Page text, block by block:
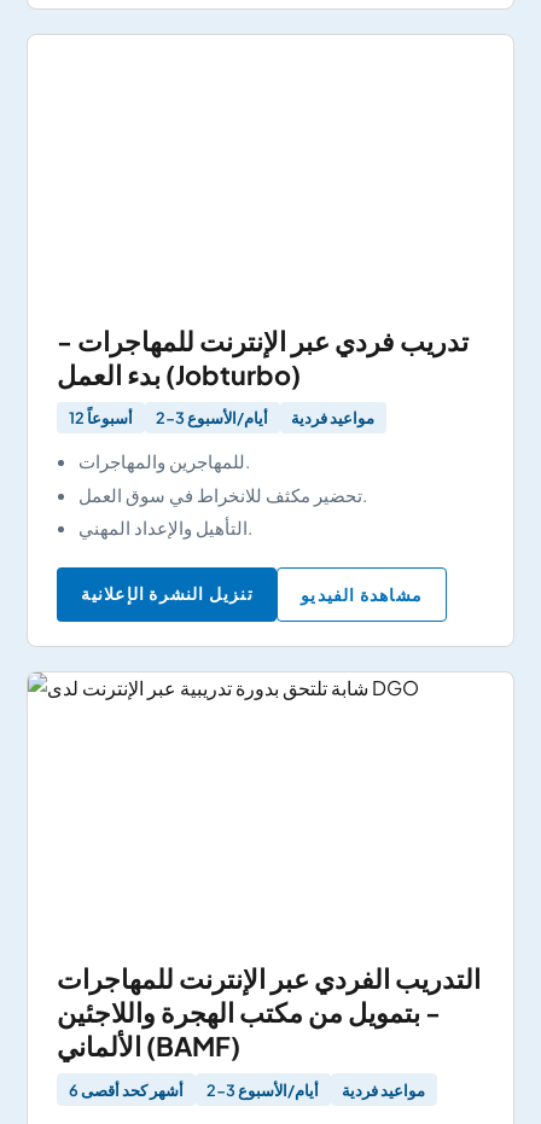
تدريب فردي عبر الإنترنت للمهاجرات -
بدء العمل (Jobturbo)
12 أسبوعاً 2-3 أيام/الأسبوع مواعيد فردية
للمهاجرين والمهاجرات.
تحضير مكثف للانخراط في سوق العمل.
التأهيل والإعداد المهني.
تنزيل النشرة الإعلانية مشاهدة الفيديو
التدريب الفردي عبر الإنترنت للمهاجرات
- بتمويل من مكتب الهجرة واللاجئين
الألماني (BAMF)
6 أشهر كحد أقصى 2-3 أيام/الأسبوع مواعيد فردية